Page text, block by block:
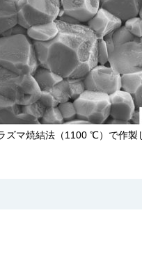
ズマ焼結法（1100 ℃）で作製